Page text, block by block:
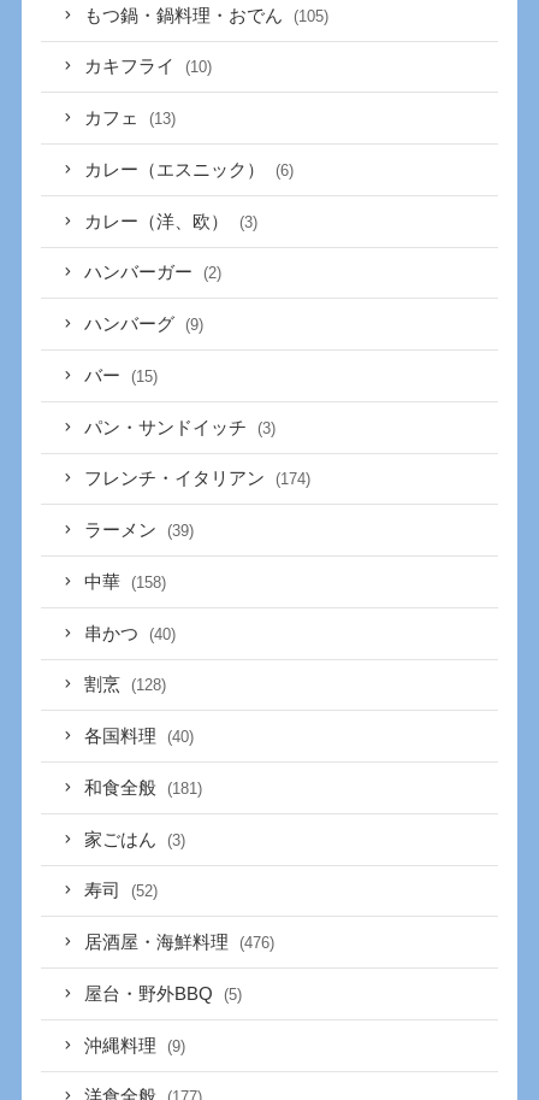
もつ鍋・鍋料理・おでん (105)
カキフライ (10)
カフェ (13)
カレー（エスニック） (6)
カレー（洋、欧） (3)
ハンバーガー (2)
ハンバーグ (9)
バー (15)
パン・サンドイッチ (3)
フレンチ・イタリアン (174)
ラーメン (39)
中華 (158)
串かつ (40)
割烹 (128)
各国料理 (40)
和食全般 (181)
家ごはん (3)
寿司 (52)
居酒屋・海鮮料理 (476)
屋台・野外BBQ (5)
沖縄料理 (9)